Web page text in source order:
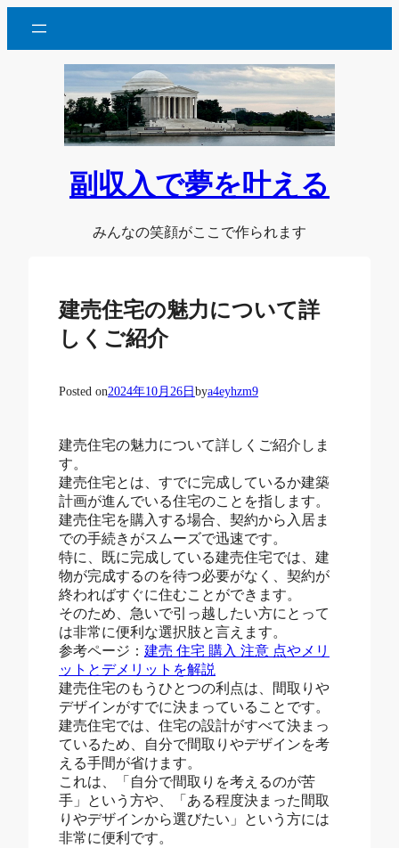
を
副収入で夢を叶える
みんなの笑顔がここで作られます
建売住宅の魅力について詳
しくご紹介
Posted on2024年10月26日 bya4eyhzm9
建売住宅の魅力について詳しくご紹介しま
す。
建売住宅とは、すでに完成しているか建築
計画が進んでいる住宅のことを指します。
建売住宅を購入する場合、契約から入居ま
での手続きがスムーズで迅速です。
特に、既に完成している建売住宅では、建
物が完成するのを待つ必要がなく、契約が
終わればすぐに住むことができます。
そのため、急いで引っ越したい方にとって
は非常に便利な選択肢と言えます。
参考ページ： 建売 住宅 購入 注意 点やメリ
ットとデメリットを解説
建売住宅のもうひとつの利点は、間取りや
デザインがすでに決まっていることです。
建売住宅では、住宅の設計がすべて決まっ
ているため、自分で間取りやデザインを考
える手間が省けます。
これは、「自分で間取りを考えるのが苦
手」という方や、「ある程度決まった間取
りやデザインから選びたい」という方には
非常に便利です。